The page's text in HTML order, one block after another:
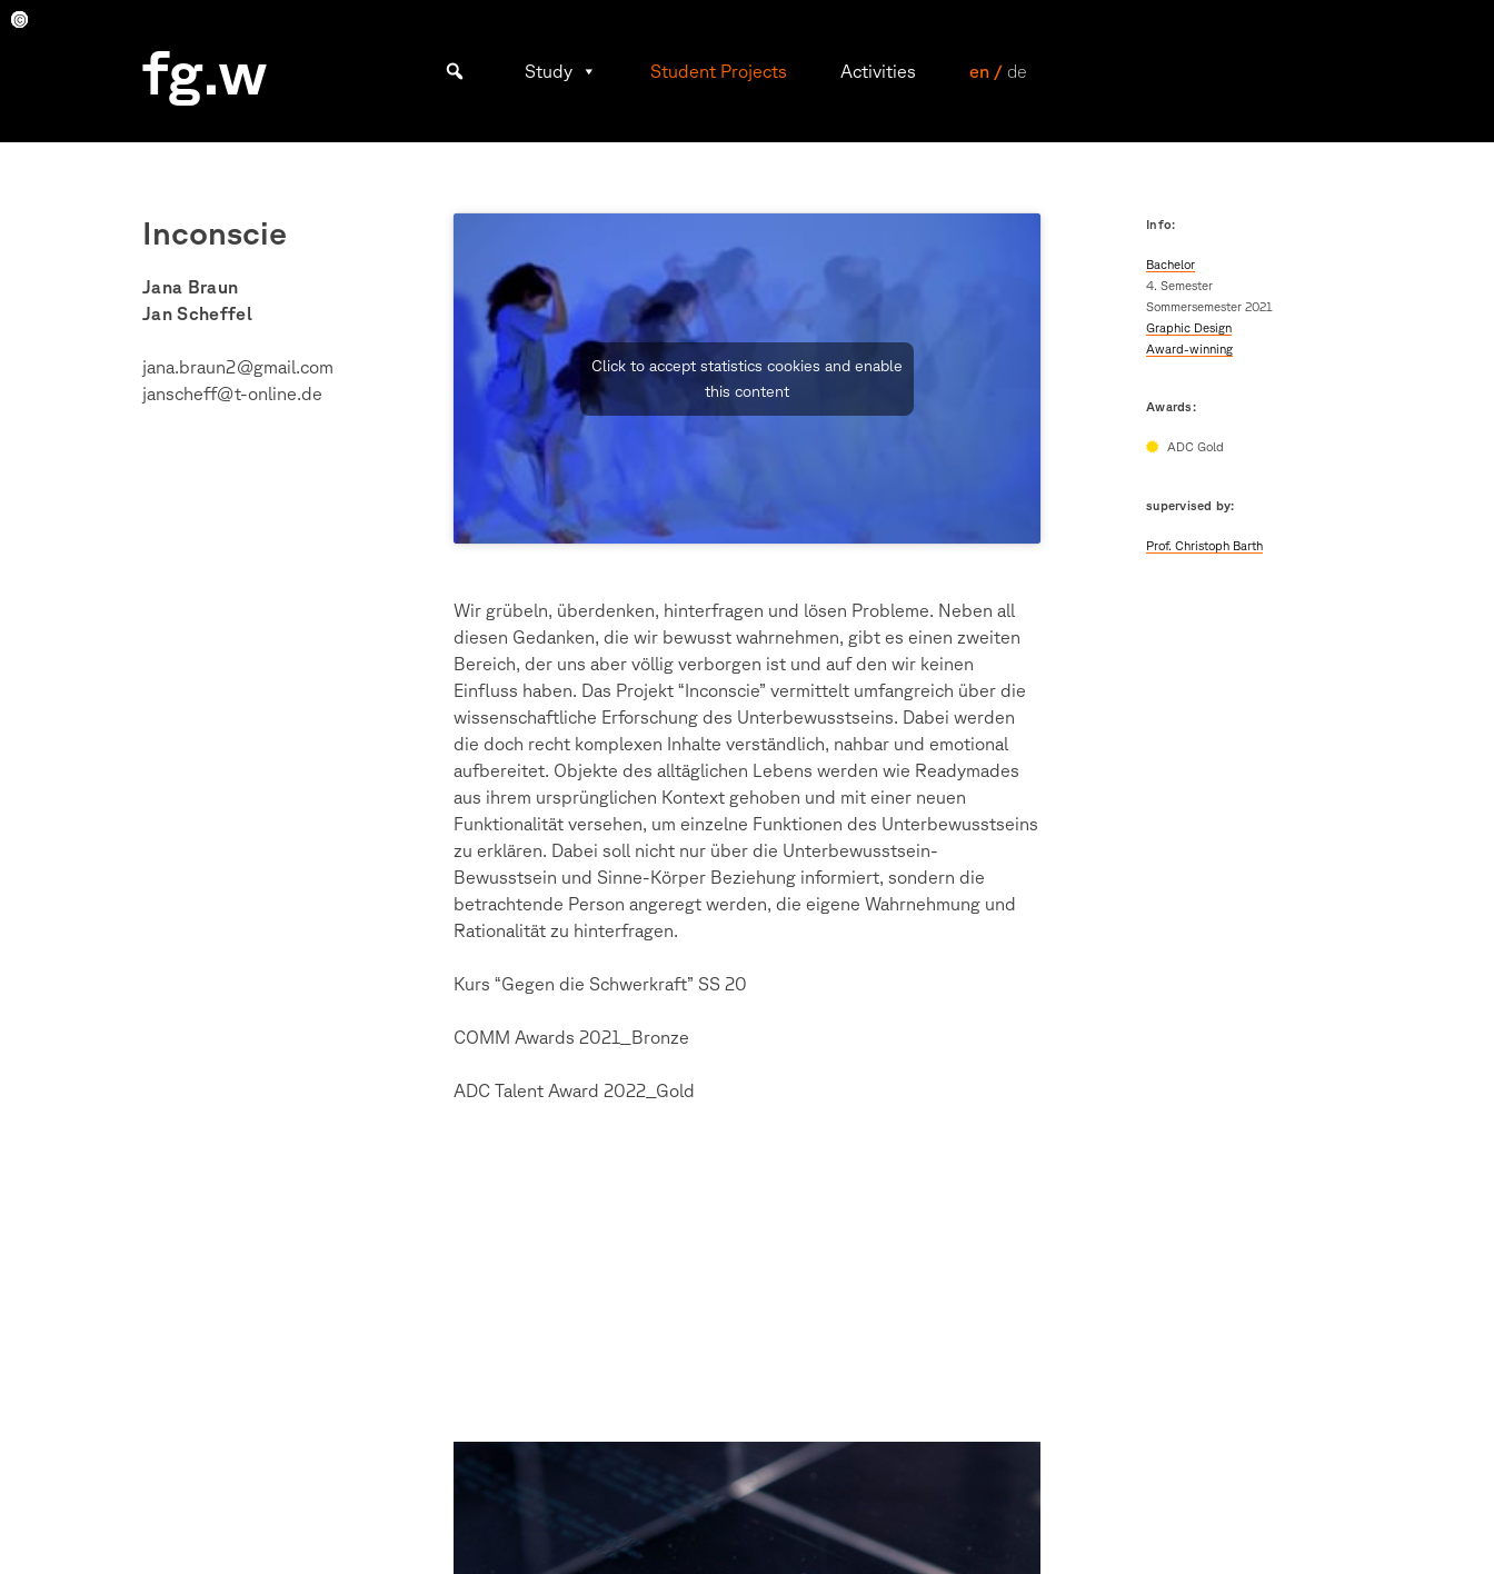
Skip
fg.w
Bachelor Kommunikationsdesign und Master Design & Information studieren
Study Student Projects Activities en / de
Inconscie
Jana Braun
Jan Scheffel
jana.braun2@gmail.com
janscheff@t-online.de
Click to accept statistics cookies and enable
this content
Wir grübeln, überdenken, hinterfragen und lösen Probleme. Neben all
diesen Gedanken, die wir bewusst wahrnehmen, gibt es einen zweiten
Bereich, der uns aber völlig verborgen ist und auf den wir keinen
Einfluss haben. Das Projekt “Inconscie” vermittelt umfangreich über die
wissenschaftliche Erforschung des Unterbewusstseins. Dabei werden
die doch recht komplexen Inhalte verständlich, nahbar und emotional
aufbereitet. Objekte des alltäglichen Lebens werden wie Readymades
aus ihrem ursprünglichen Kontext gehoben und mit einer neuen
Funktionalität versehen, um einzelne Funktionen des Unterbewusstseins
zu erklären. Dabei soll nicht nur über die Unterbewusstsein-
Bewusstsein und Sinne-Körper Beziehung informiert, sondern die
betrachtende Person angeregt werden, die eigene Wahrnehmung und
Rationalität zu hinterfragen.
Kurs “Gegen die Schwerkraft” SS 20
COMM Awards 2021_Bronze
ADC Talent Award 2022_Gold
Info:
Bachelor
4. Semester
Sommersemester 2021
Graphic Design
Award-winning
Awards:
ADC Gold
supervised by:
Prof. Christoph Barth